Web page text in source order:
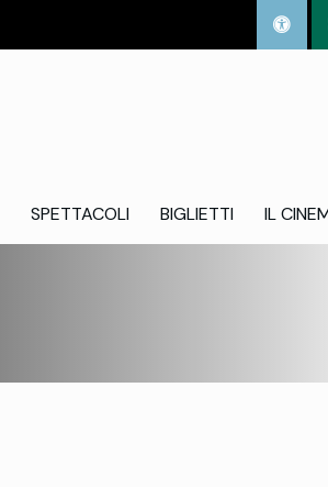
SPETTACOLI BIGLIETTI IL